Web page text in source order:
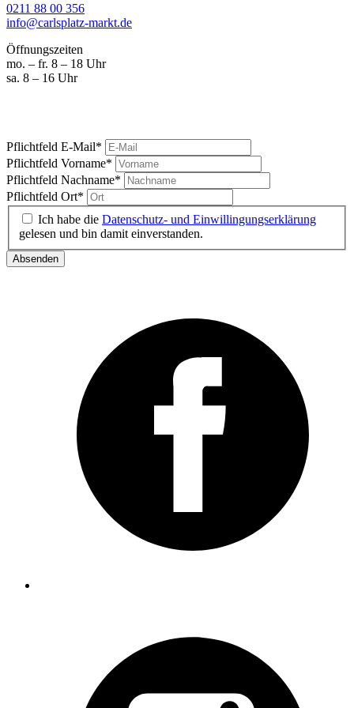
0211 88 00 356
info@carlsplatz-markt.de
Öffnungszeiten
mo. – fr. 8 – 18 Uhr
sa. 8 – 16 Uhr
Pflichtfeld E-Mail*
Pflichtfeld Vorname*
Pflichtfeld Nachname*
Pflichtfeld Ort*
Ich habe die Datenschutz- und Einwillingungserklärung
gelesen und bin damit einverstanden.
Absenden